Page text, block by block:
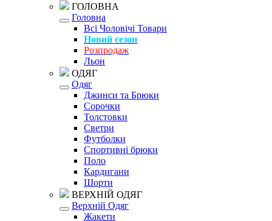
ГОЛОВНА
Головна
Всі Чоловічі Товари
Новий сезон
Розпродаж
Льон
ОДЯГ
Одяг
Джинси та Брюки
Сорочки
Толстовки
Светри
Футболки
Спортивні брюки
Поло
Кардигани
Шорти
ВЕРХНІЙ ОДЯГ
Верхній Одяг
Жакети